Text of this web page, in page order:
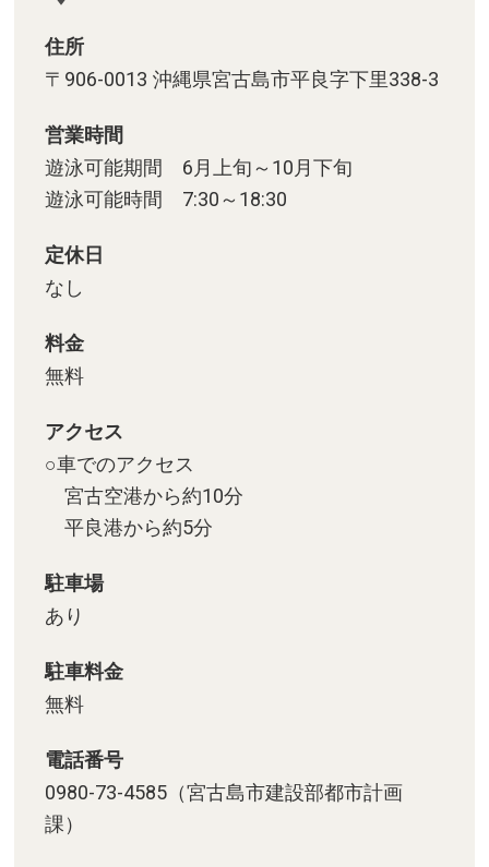
住所
〒906-0013 沖縄県宮古島市平良字下里338-3
営業時間
遊泳可能期間 6月上旬～10月下旬
遊泳可能時間 7:30～18:30
定休日
なし
料金
無料
アクセス
○車でのアクセス
宮古空港から約10分
平良港から約5分
駐車場
あり
駐車料金
無料
電話番号
0980-73-4585（宮古島市建設部都市計画
課）